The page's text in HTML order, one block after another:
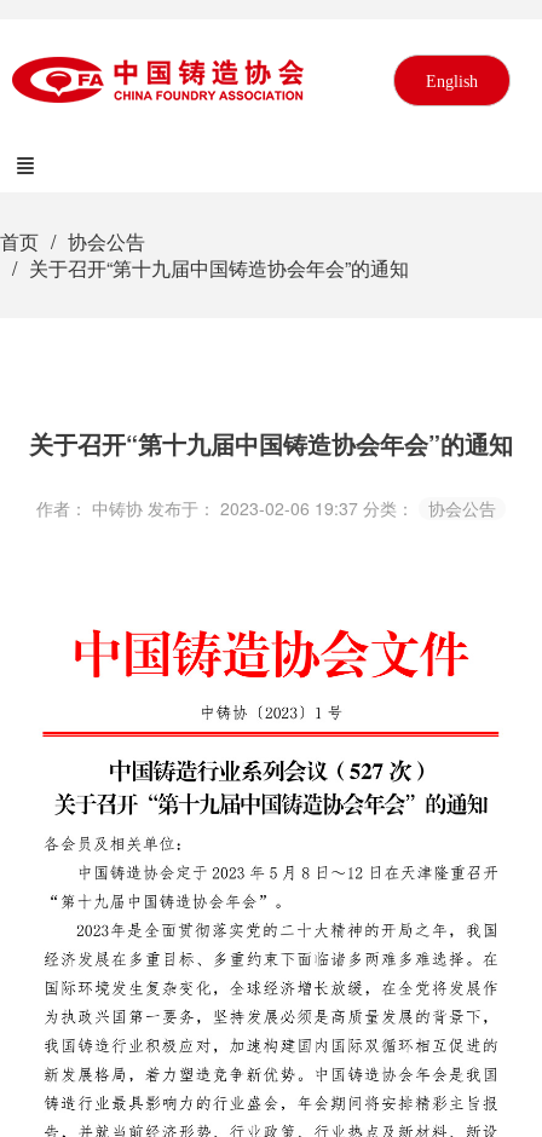
English
首页
协会公告
关于召开“第十九届中国铸造协会年会”的通知
关于召开“第十九届中国铸造协会年会”的通知
作者： 中铸协 发布于： 2023-02-06 19:37 分类： 协会公告